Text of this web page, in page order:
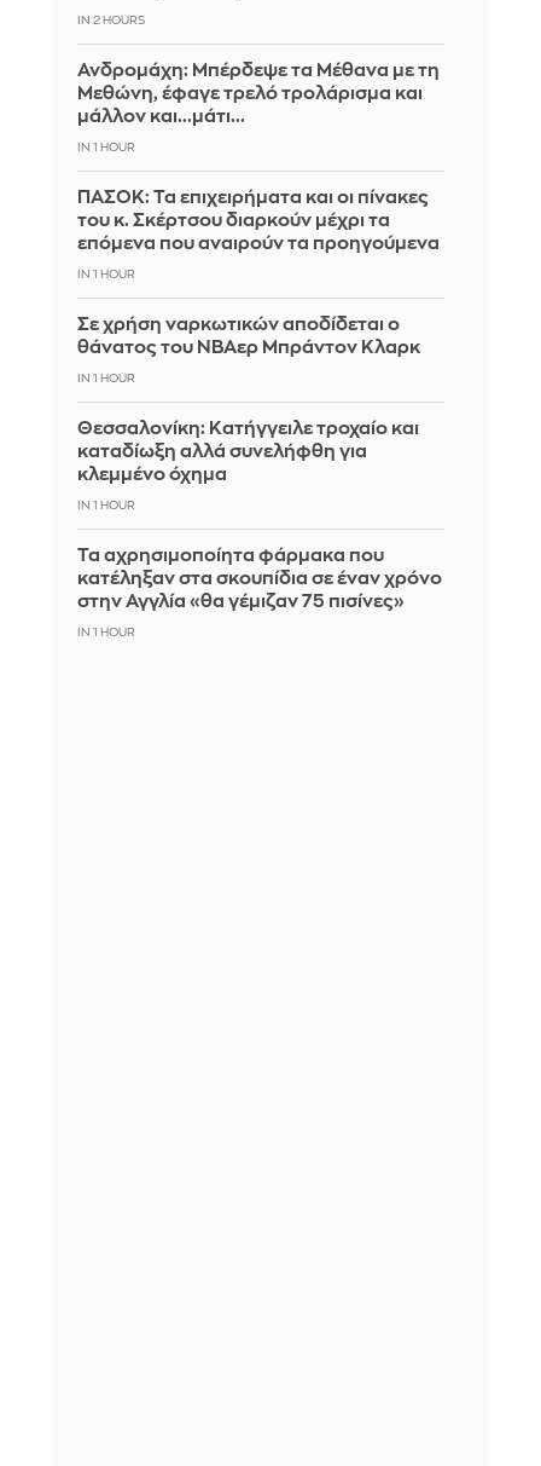
IN 2 HOURS
Ανδρομάχη: Μπέρδεψε τα Μέθανα με τη
Μεθώνη, έφαγε τρελό τρολάρισμα και
μάλλον και...μάτι...
IN 1 HOUR
ΠΑΣΟΚ: Τα επιχειρήματα και οι πίνακες
του κ. Σκέρτσου διαρκούν μέχρι τα
επόμενα που αναιρούν τα προηγούμενα
IN 1 HOUR
Σε χρήση ναρκωτικών αποδίδεται ο
θάνατος του ΝΒΑερ Μπράντον Κλαρκ
IN 1 HOUR
Θεσσαλονίκη: Κατήγγειλε τροχαίο και
καταδίωξη αλλά συνελήφθη για
κλεμμένο όχημα
IN 1 HOUR
Τα αχρησιμοποίητα φάρμακα που
κατέληξαν στα σκουπίδια σε έναν χρόνο
στην Αγγλία «θα γέμιζαν 75 πισίνες»
IN 1 HOUR